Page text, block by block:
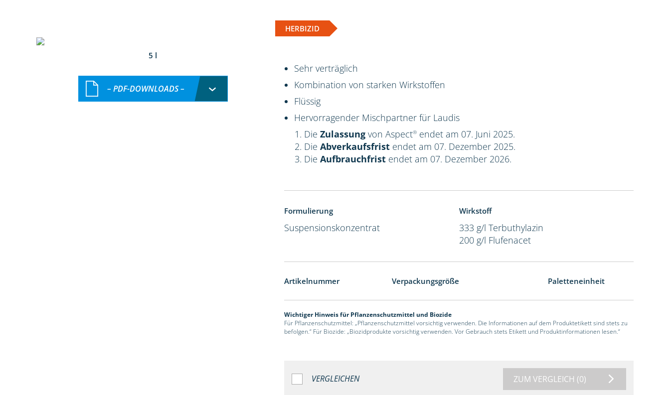
HERBIZID
5 l
– PDF-DOWNLOADS –
Sehr verträglich
Kombination von starken Wirkstoffen
Flüssig
Hervorragender Mischpartner für Laudis
DieZulassung von Aspect® endet am 07. Juni 2025.
DieAbverkaufsfrist endet am 07. Dezember 2025.
DieAufbrauchfrist endet am 07. Dezember 2026.
Formulierung
Suspensionskonzentrat
Wirkstoff
333 g/l Terbuthylazin
200 g/l Flufenacet
Artikelnummer Verpackungsgröße Paletteneinheit
Wichtiger Hinweis für Pflanzenschutzmittel und Biozide
Für Pflanzenschutzmittel: „Pflanzenschutzmittel vorsichtig verwenden. Die Informationen auf dem Produktetikett sind stets zu
befolgen.“ Für Biozide: „Biozidprodukte vorsichtig verwenden. Vor Gebrauch stets Etikett und Produktinformationen lesen.“
VERGLEICHEN ZUM VERGLEICH (0)